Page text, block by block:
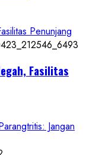
Penunjang
Fasilitas
Jangan